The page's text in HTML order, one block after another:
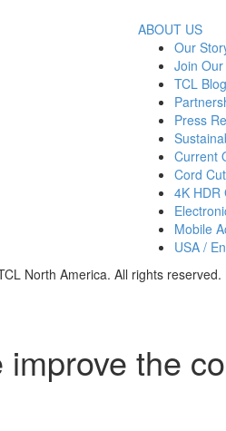
ABOUT US
Our
Join
TCL Blog
Press
Current
Cord
4K HDR
Mobile
USA /
North America. All rights reserved.
the